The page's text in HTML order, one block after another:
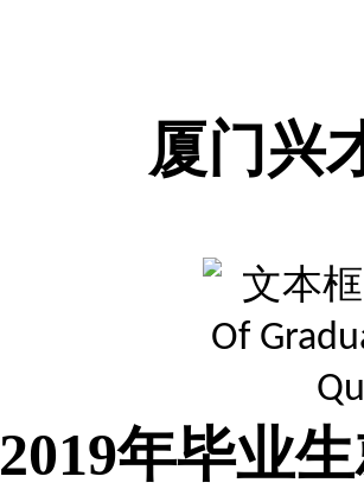
厦门兴
2019年毕业